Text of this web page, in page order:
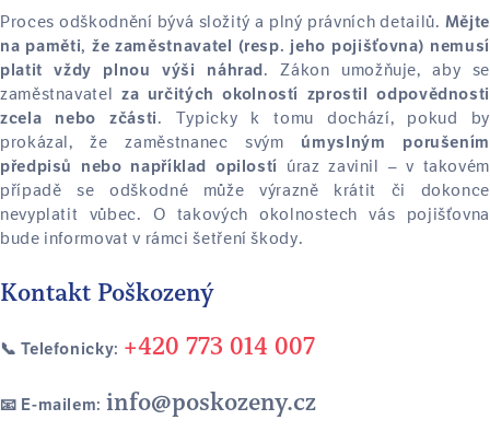
Proces odškodnění bývá složitý a plný právních detailů. Mějte
na paměti, že zaměstnavatel (resp. jeho pojišťovna) nemusí
platit vždy plnou výši náhrad. Zákon umožňuje, aby se
zaměstnavatel za určitých okolností zprostil odpovědnosti
zcela nebo zčásti. Typicky k tomu dochází, pokud by
prokázal, že zaměstnanec svým úmyslným porušením
předpisů nebo například opilostí úraz zavinil – v takovém
případě se odškodné může výrazně krátit či dokonce
nevyplatit vůbec. O takových okolnostech vás pojišťovna
bude informovat v rámci šetření škody.
Kontakt Poškozený
📞 Telefonicky: +420 773 014 007
📧 E-mailem: info@poskozeny.cz